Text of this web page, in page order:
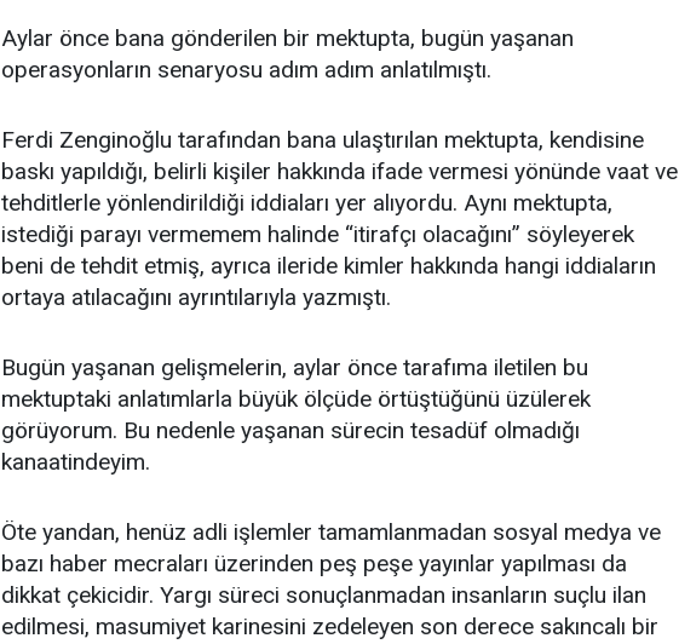
Aylar önce bana gönderilen bir mektupta, bugün yaşanan
operasyonların senaryosu adım adım anlatılmıştı.
Ferdi Zenginoğlu tarafından bana ulaştırılan mektupta, kendisine
baskı yapıldığı, belirli kişiler hakkında ifade vermesi yönünde vaat ve
tehditlerle yönlendirildiği iddiaları yer alıyordu. Aynı mektupta,
istediği parayı vermemem halinde “itirafçı olacağını” söyleyerek
beni de tehdit etmiş, ayrıca ileride kimler hakkında hangi iddiaların
ortaya atılacağını ayrıntılarıyla yazmıştı.
Bugün yaşanan gelişmelerin, aylar önce tarafıma iletilen bu
mektuptaki anlatımlarla büyük ölçüde örtüştüğünü üzülerek
görüyorum. Bu nedenle yaşanan sürecin tesadüf olmadığı
kanaatindeyim.
Öte yandan, henüz adli işlemler tamamlanmadan sosyal medya ve
bazı haber mecraları üzerinden peş peşe yayınlar yapılması da
dikkat çekicidir. Yargı süreci sonuçlanmadan insanların suçlu ilan
edilmesi, masumiyet karinesini zedeleyen son derece sakıncalı bir